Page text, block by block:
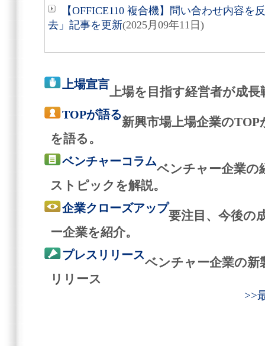
【OFFICE110 複合機】問い合わせ内容を
去」記事を更新(2025月09年11日)
上場宣言
上場を目指す経営者が成
TOPが語る
新興市場上場企業の
を語る。
ベンチャーコラム
ベンチャー企業の
ストピックを解説。
企業クローズアップ
要注目、今後の
ー企業を紹介。
プレスリリース
ベンチャー企業の新
リリース
>>